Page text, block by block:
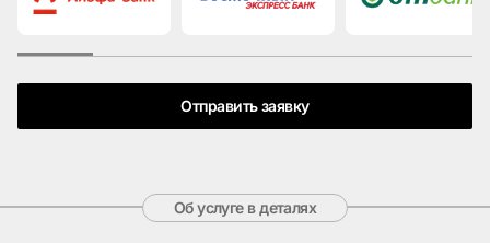
Отправить заявку
Об услуге в деталях